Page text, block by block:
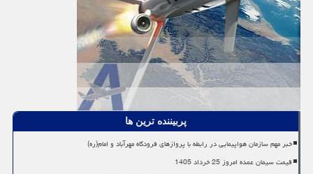
پربیننده ترین ها
خبر مهم سازمان هواپیمایی در رابطه با پروازهای فرودگاه مهرآباد و امام(ره)
قیمت سیمان عمده امروز 25 خرداد 1405